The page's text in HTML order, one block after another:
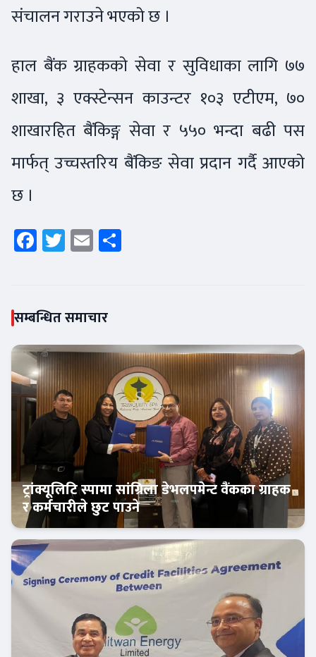
संचालन गराउने भएको छ ।
हाल बैंक ग्राहकको सेवा र सुविधाका लागि ७७
शाखा, ३ एक्स्टेन्सन काउन्टर १०३ एटीएम, ७०
शाखारहित बैंकिङ्ग सेवा र ५५० भन्दा बढी पस
मार्फत् उच्चस्तरिय बैंकिङ सेवा प्रदान गर्दै आएको
छ ।
Facebook
Twitter
Email
सम्बन्धित समाचार
बैंक-वित्त
ट्रांक्यूलिटि स्पामा सांग्रिला डेभलपमेन्ट वैंकका ग्राहक
र कर्मचारीले छुट पाउने